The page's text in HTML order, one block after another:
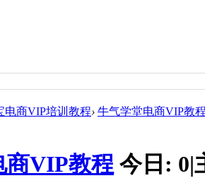
电商VIP培训教程› 牛气学堂电商VIP教
商VIP教程 今日: 0|